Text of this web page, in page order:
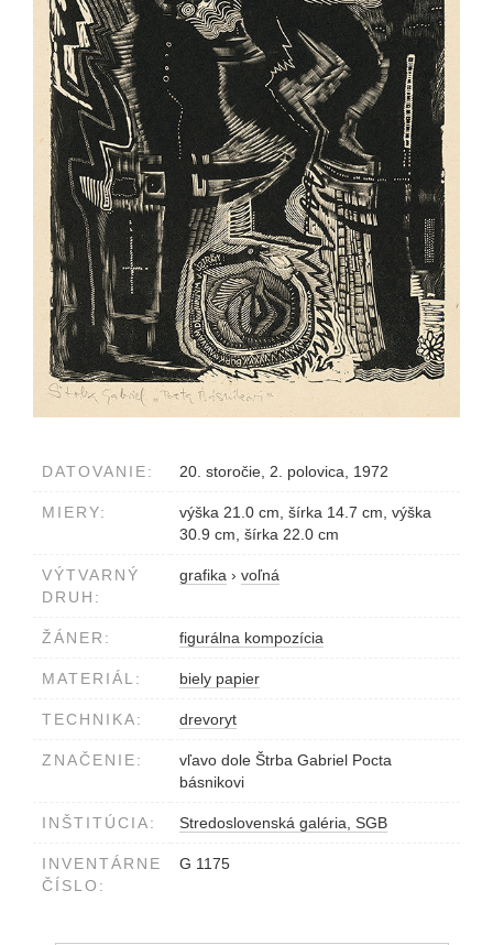
DATOVANIE: 20. storočie, 2. polovica, 1972
MIERY:
výška 21.0 cm, šírka 14.7 cm, výška
30.9 cm, šírka 22.0 cm
VÝTVARNÝ
DRUH:
grafika › voľná
ŽÁNER: figurálna kompozícia
MATERIÁL: biely papier
TECHNIKA: drevoryt
ZNAČENIE:
vľavo dole Štrba Gabriel Pocta
básnikovi
INŠTITÚCIA: Stredoslovenská galéria, SGB
INVENTÁRNE
ČÍSLO:
G 1175